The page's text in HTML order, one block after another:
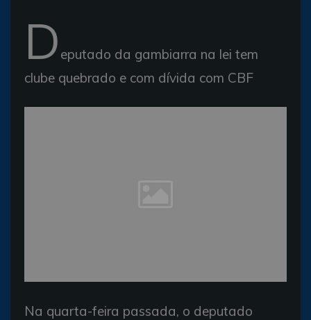
D eputado da gambiarra na lei tem
clube quebrado e com dívida com CBF
Na quarta-feira passada, o deputado